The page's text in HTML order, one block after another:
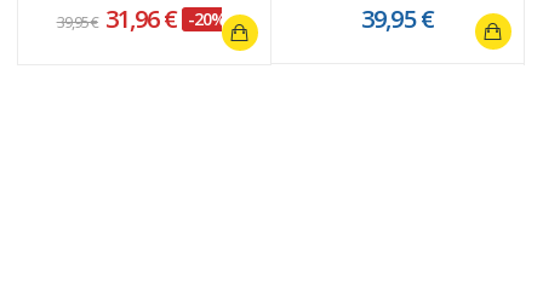
39,95 € 31,96 € -20% 39,95 €